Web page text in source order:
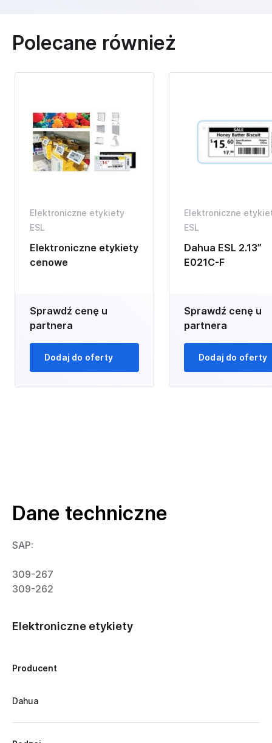
Polecane również
Elektroniczne etykiety
ESL
Elektroniczne etykiety
cenowe
Sprawdź cenę u
partnera
Dodaj do oferty
Elektroniczne
ESL
Dahua ESL 2.13”
E021C-F
Sprawdź cenę u
partnera
Dodaj do oferty
Dane techniczne
SAP:
309-267
309-262
Elektroniczne etykiety
Producent
Dahua